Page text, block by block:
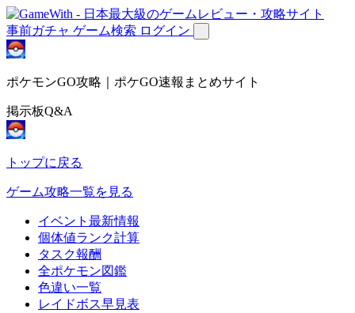
事前ガチャ ゲーム検索 ログイン
ポケモンGO攻略｜ポケGO速報まとめサイト
掲示板Q&A
トップに戻る
ゲーム攻略一覧を見る
イベント最新情報
個体値ランク計算
タスク報酬
全ポケモン図鑑
色違い一覧
レイドボス早見表